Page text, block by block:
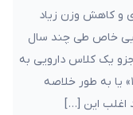
و کاهش وزن زیاد
خاص طی چند سال
جزو یک کلاس دارویی به
نام «آگونیست گیرنده پپتید شبه گلوکاگون ۱» یا به طور خلاصه